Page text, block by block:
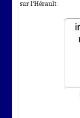
sur l'Hérault.